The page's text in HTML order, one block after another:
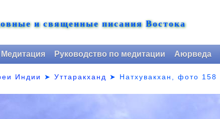
и священные писания Востока
Медитация Руководство по медитации Аюрведа
Индии ➤Уттаракханд ➤ Натхувакхан, фото 158